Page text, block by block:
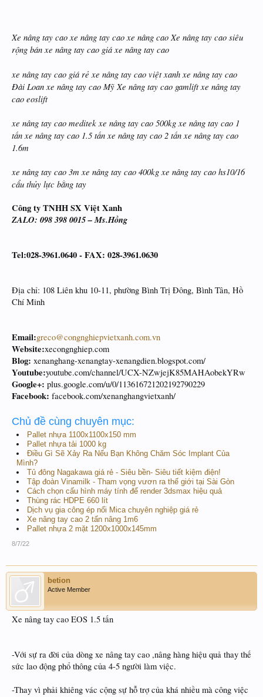
Xe nâng tay cao xe nâng tay cao xe nâng cao Xe nâng tay cao siêu
rộng bán xe nâng tay cao giá xe nâng tay cao
xe nâng tay cao giá rẻ xe nâng tay cao việt xanh xe nâng tay cao
Đài Loan xe nâng tay cao Mỹ Xe nâng tay cao gamlift xe nâng tay
cao eoslift
xe nâng tay cao meditek xe nâng tay cao 500kg xe nâng tay cao 1
tấn xe nâng tay cao 1.5 tấn xe nâng tay cao 2 tấn xe nâng tay cao
1.6m
xe nâng tay cao 3m xe nâng tay cao 400kg xe nâng tay cao hs10/16
cẩu thủy lực bằng tay
Công ty TNHH SX Việt Xanh
ZALO: 098 398 0015 – Ms.Hồng
Tel:028-3961.0640 - FAX: 028-3961.0630
Địa chỉ: 108 Liên khu 10-11, phường Bình Trị Đông, Bình Tân, Hồ
Chí Minh
Email:greco@congnghiepvietxanh.com.vn
Website:xecongnghiep.com
Blog: xenanghang-xenangtay-xenangdien.blogspot.com/
Youtube:youtube.com/channel/UCX-NZwjejK85MAHAobekYRw
Google+: plus.google.com/u/0/113616721202192790229
Facebook: facebook.com/xenanghangvietxanh/
Chủ đề cùng chuyên mục:
Pallet nhựa 1100x1100x150 mm
Pallet nhựa tải 1000 kg
Điều Gì Sẽ Xảy Ra Nếu Bạn Không Chăm Sóc Implant Của
Mình?
Tủ đông Nagakawa giá rẻ - Siêu bền- Siêu tiết kiệm điện!
Tập đoàn Vinamilk - Tham vọng vươn ra thế giới tại Sài Gòn
Cách chọn cấu hình máy tính để render 3dsmax hiệu quả
Thùng rác HDPE 660 lít
Dịch vụ gia công ép nổi Mica chuyên nghiệp giá rẻ
Xe nâng tay cao 2 tấn nâng 1m6
Pallet nhựa 2 mặt 1200x1000x145mm
8/7/22
betion
Active Member
Xe nâng tay cao EOS 1.5 tấn
-Với sự ra đời của dòng xe nâng tay cao ,nâng hàng hiệu quả thay thế
sức lao động phổ thông của 4-5 người làm việc.
-Thay vì phải khiêng vác cộng sự hỗ trợ của khá nhiều mà công việc